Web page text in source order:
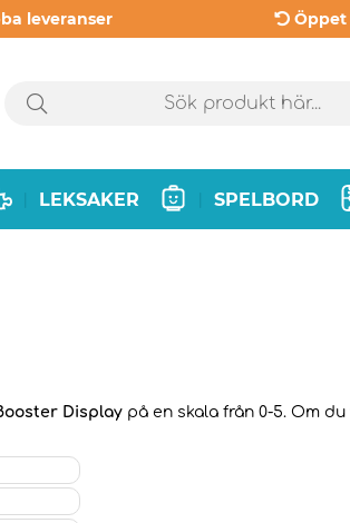
leveranser Öppet
LEKSAKER SPELBORD
Display på en skala från 0-5. Om